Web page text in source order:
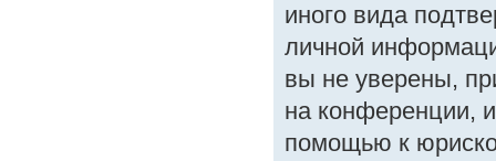
иного вида
личной
вы не уверены,
на конференции,
помощью к